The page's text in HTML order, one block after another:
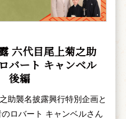
六代目尾上菊之助
バート キャンベル
後編
助襲名披露興行特別企画と
ロバート キャンベルさん